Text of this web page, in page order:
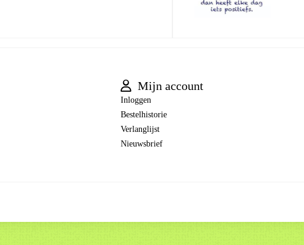
Mijn account
Inloggen
Bestelhistorie
Verlanglijst
Nieuwsbrief